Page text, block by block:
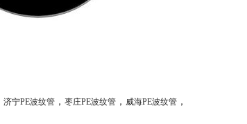
济宁PE波纹管， 枣庄PE波纹管， 威海PE波纹管，